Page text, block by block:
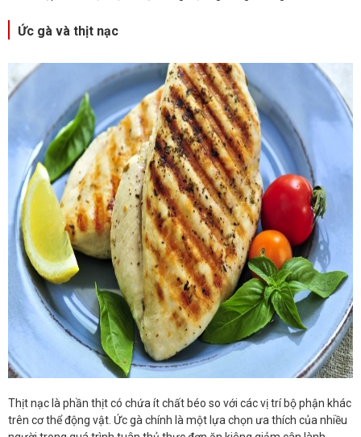
Ức gà và thịt nạc
Thịt nạc là phần thịt có chứa ít chất béo so với các vị trí bộ phận khác
trên cơ thể động vật. Ức gà chính là một lựa chọn ưa thích của nhiều